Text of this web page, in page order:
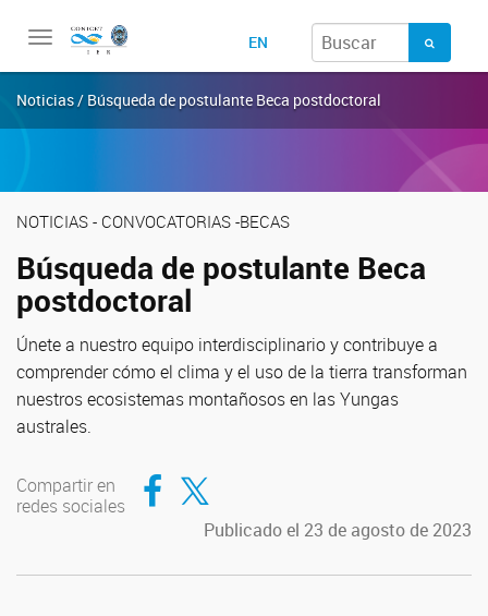
Toggle
EN
Noticias / Búsqueda de postulante Beca postdoctoral
NOTICIAS - CONVOCATORIAS -BECAS
Búsqueda de postulante Beca
postdoctoral
Únete a nuestro equipo interdisciplinario y contribuye a
comprender cómo el clima y el uso de la tierra transforman
nuestros ecosistemas montañosos en las Yungas
australes.
Compartir en
redes sociales
Compartir en Facebook
Compartir en Twitter
Publicado el 23 de agosto de 2023